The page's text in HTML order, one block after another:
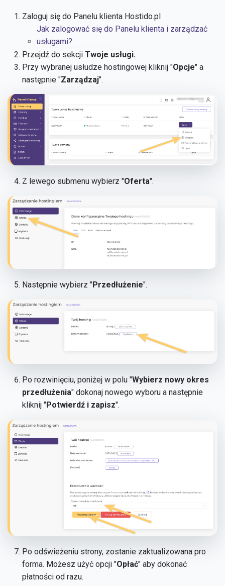
Zaloguj się do Panelu klienta Hostido.pl
Jak zalogować się do Panelu klienta i zarządzać
usługami?
Przejdź do sekcji Twoje usługi.
Przy wybranej usłudze hostingowej kliknij "Opcje" a
następnie "Zarządzaj".
Z lewego submenu wybierz "Oferta".
Następnie wybierz "Przedłużenie".
Po rozwinięciu, poniżej w polu "Wybierz nowy okres
przedłużenia" dokonaj nowego wyboru a następnie
kliknij "Potwierdź i zapisz".
Po odświeżeniu strony, zostanie zaktualizowana pro
forma. Możesz użyć opcji "Opłać" aby dokonać
płatności od razu.